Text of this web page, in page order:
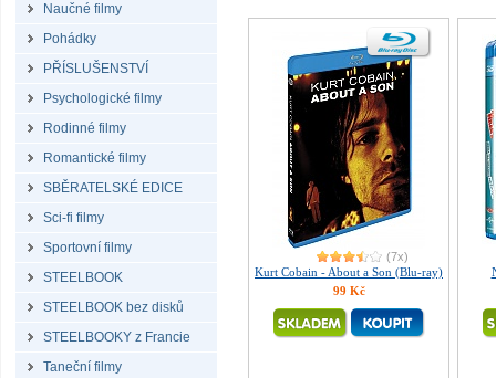
Naučné filmy
Pohádky
PŘÍSLUŠENSTVÍ
Psychologické filmy
Rodinné filmy
Romantické filmy
SBĚRATELSKÉ EDICE
Sci-fi filmy
Sportovní filmy
STEELBOOK
STEELBOOK bez disků
STEELBOOKY z Francie
Taneční filmy
(7x)
Kurt Cobain - About a Son (Blu-ray)
99 Kč